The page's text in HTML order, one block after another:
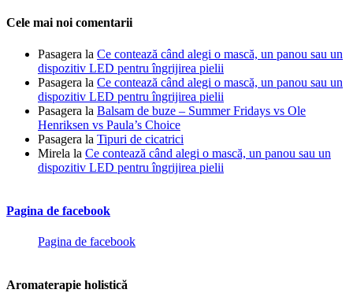
Cele mai noi comentarii
Pasagera la Ce contează când alegi o mască, un panou sau un
dispozitiv LED pentru îngrijirea pielii
Pasagera la Ce contează când alegi o mască, un panou sau un
dispozitiv LED pentru îngrijirea pielii
Pasagera la Balsam de buze – Summer Fridays vs Ole
Henriksen vs Paula’s Choice
Pasagera la Tipuri de cicatrici
Mirela la Ce contează când alegi o mască, un panou sau un
dispozitiv LED pentru îngrijirea pielii
Pagina de facebook
Pagina de facebook
Aromaterapie holistică